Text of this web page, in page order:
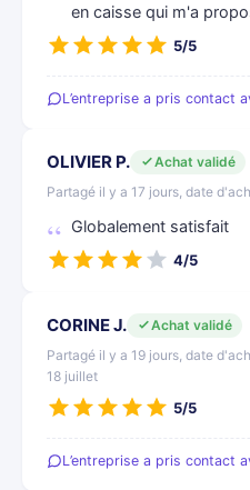
en caisse qui m'a
5/5
L’entreprise a pris contact
OLIVIER P.
Achat validé
Partagé il y a 17 jours, date
Globalement satisfait
4/5
CORINE J.
Achat validé
Partagé il y a 19 jours, date
18 juillet
5/5
L’entreprise a pris contact